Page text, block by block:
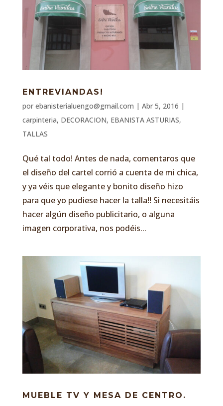
ENTREVIANDAS!
por ebanisterialuengo@gmail.com | Abr 5, 2016 |
carpinteria, DECORACION, EBANISTA ASTURIAS,
TALLAS
Qué tal todo! Antes de nada, comentaros que
el diseño del cartel corrió a cuenta de mi chica,
y ya véis que elegante y bonito diseño hizo
para que yo pudiese hacer la talla!! Si necesitáis
hacer algún diseño publicitario, o alguna
imagen corporativa, nos podéis...
MUEBLE TV Y MESA DE CENTRO.